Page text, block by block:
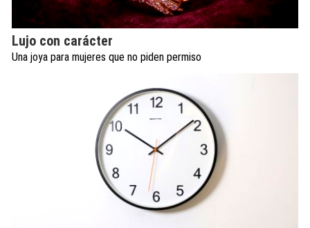
Lujo con carácter
Una joya para mujeres que no piden permiso